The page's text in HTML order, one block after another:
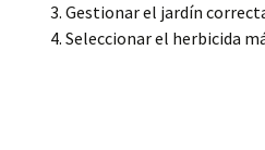
Gestionar el jardín
Seleccionar el herbicida